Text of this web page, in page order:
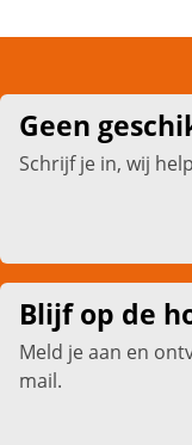
Geen
Schrijf je in, wij
Blijf op de
Meld je aan en
mail.